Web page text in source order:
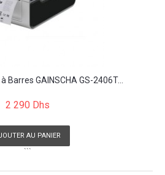
Barres GAINSCHA GS-2406T...
2 290 Dhs
AU PANIER
```